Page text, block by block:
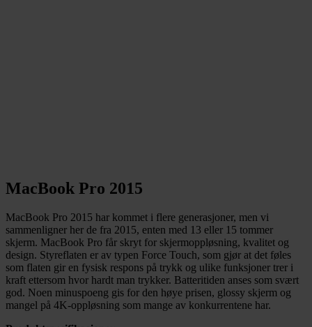
MacBook Pro 2015
MacBook Pro 2015 har kommet i flere generasjoner, men vi
sammenligner her de fra 2015, enten med 13 eller 15 tommer
skjerm. MacBook Pro får skryt for skjermoppløsning, kvalitet og
design. Styreflaten er av typen Force Touch, som gjør at det føles
som flaten gir en fysisk respons på trykk og ulike funksjoner trer i
kraft ettersom hvor hardt man trykker. Batteritiden anses som svært
god. Noen minuspoeng gis for den høye prisen, glossy skjerm og
mangel på 4K-oppløsning som mange av konkurrentene har.